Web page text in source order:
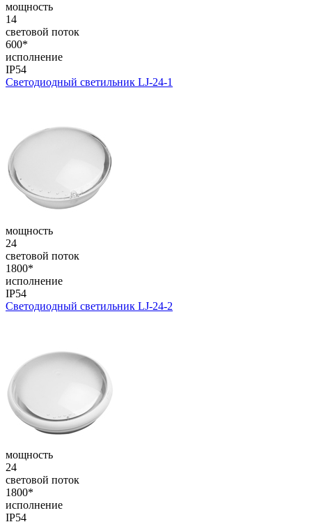
мощность
14
световой поток
600*
исполнение
IP54
Светодиодный светильник LJ-24-1
мощность
24
световой поток
1800*
исполнение
IP54
Светодиодный светильник LJ-24-2
мощность
24
световой поток
1800*
исполнение
IP54